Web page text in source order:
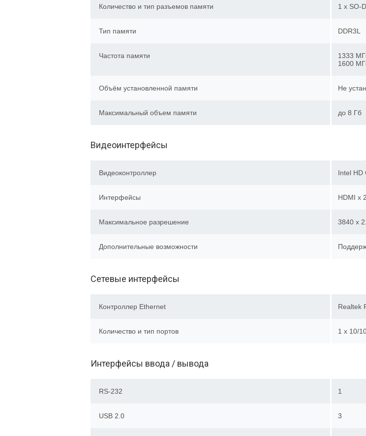
Количество и тип разъемов памяти 1 x SO-
Тип памяти DDR3L
Частота памяти
1333
1600
Объём установленной памяти Не
Максимальный объем памяти до 8 Гб
Видеоинтерфейсы
Видеоконтроллер Intel
Интерфейсы HDMI x
Максимальное разрешение 3840 x
Дополнительные возможности
Сетевые интерфейсы
Контроллер Ethernet Realtek
Количество и тип портов 1 х 10/
Интерфейсы ввода / вывода
RS-232 1
USB 2.0 3